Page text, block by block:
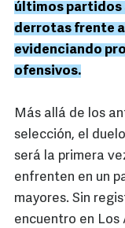
últimos partidos
derrotas frente
evidenciando
ofensivos.
Más allá de los
selección, el
será la primera
enfrenten en un
mayores. Sin
encuentro en Los